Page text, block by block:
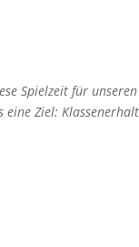
Spielzeit für
eine Ziel: